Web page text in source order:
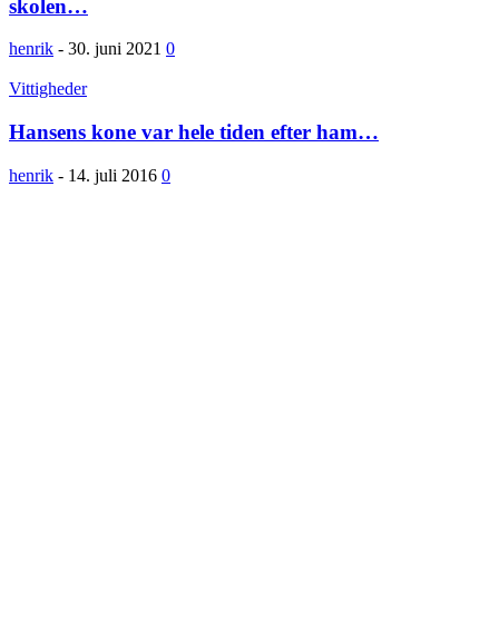
skolen…
henrik - 30. juni 2021 0
Vittigheder
Hansens kone var hele tiden efter ham…
henrik - 14. juli 2016 0